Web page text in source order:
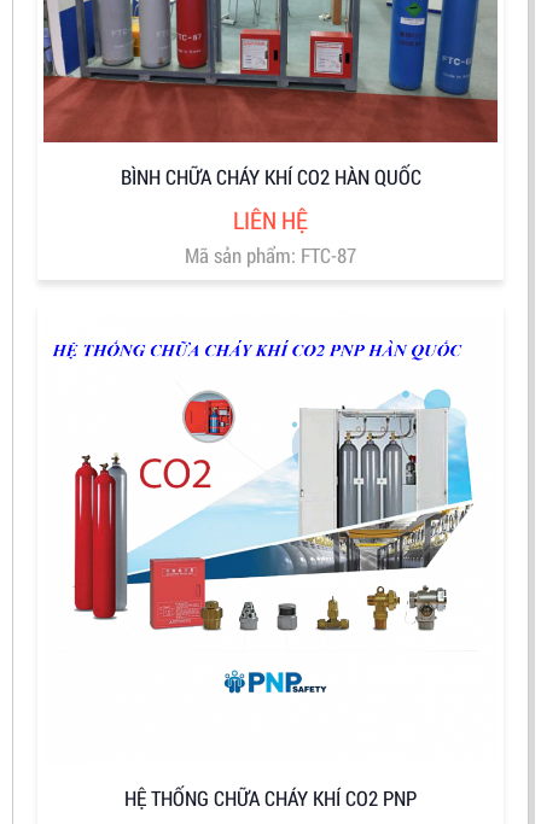
BÌNH CHỮA CHÁY KHÍ CO2 HÀN QUỐC
LIÊN HỆ
Mã sản phẩm: FTC-87
HỆ THỐNG CHỮA CHÁY KHÍ CO2 PNP